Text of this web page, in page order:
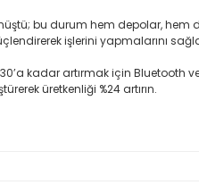
bu durum hem depolar,
işlerini yapmalarını
kadar artırmak için
üretkenliği %24 artırın.